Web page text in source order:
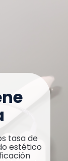
tasa de
estético